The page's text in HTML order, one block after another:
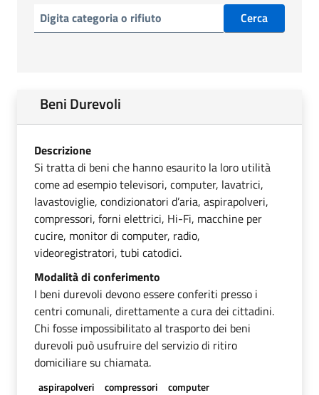
Cerca
Beni Durevoli
Descrizione
Si tratta di beni che hanno esaurito la loro utilità
come ad esempio televisori, computer, lavatrici,
lavastoviglie, condizionatori d’aria, aspirapolveri,
compressori, forni elettrici, Hi-Fi, macchine per
cucire, monitor di computer, radio,
videoregistratori, tubi catodici.
Modalità di conferimento
I beni durevoli devono essere conferiti presso i
centri comunali, direttamente a cura dei cittadini.
Chi fosse impossibilitato al trasporto dei beni
durevoli può usufruire del servizio di ritiro
domiciliare su chiamata.
aspirapolveri compressori
computer